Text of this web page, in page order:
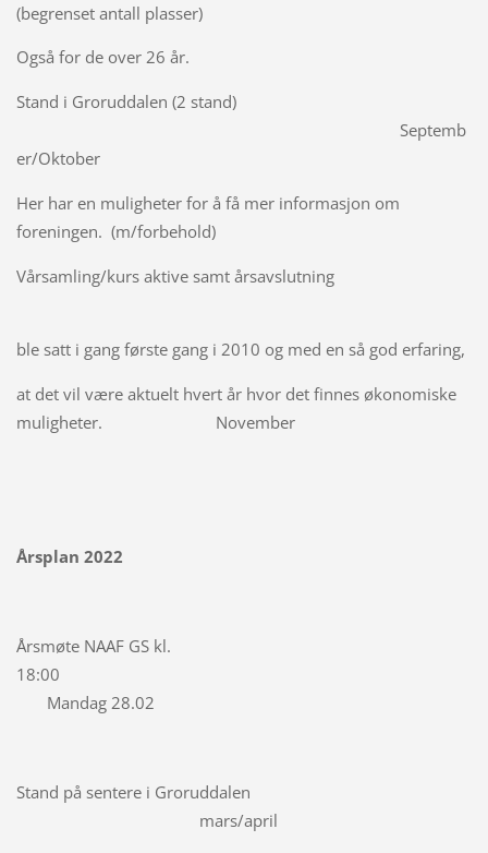
(begrenset antall plasser)
Også for de over 26 år.
Stand i Groruddalen (2 stand)
Septemb
er/Oktober
Her har en muligheter for å få mer informasjon om
foreningen. (m/forbehold)
Vårsamling/kurs aktive samt årsavslutning
ble satt i gang første gang i 2010 og med en så god erfaring,
at det vil være aktuelt hvert år hvor det finnes økonomiske
muligheter. November
Årsplan 2022
Årsmøte NAAF GS kl.
18:00
Mandag 28.02
Stand på sentere i Groruddalen
mars/april